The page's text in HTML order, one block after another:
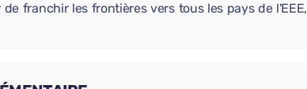
franchir les frontières vers tous les pays de l'EEE,